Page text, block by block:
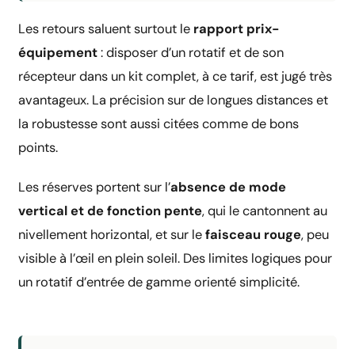
Les retours saluent surtout le rapport prix-
équipement: disposer d’un rotatif et de son
récepteur dans un kit complet, à ce tarif, est jugé très
avantageux. La précision sur de longues distances et
la robustesse sont aussi citées comme de bons
points.
Les réserves portent sur l’absence de mode
vertical et de fonction pente, qui le cantonnent au
nivellement horizontal, et sur lefaisceau rouge, peu
visible à l’œil en plein soleil. Des limites logiques pour
un rotatif d’entrée de gamme orienté simplicité.